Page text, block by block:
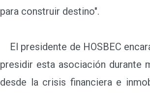
para construir destino".
El presidente de HOSBEC
presidir esta asociación durante
desde la crisis financiera e